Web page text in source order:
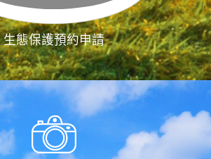
生態保護預約申請